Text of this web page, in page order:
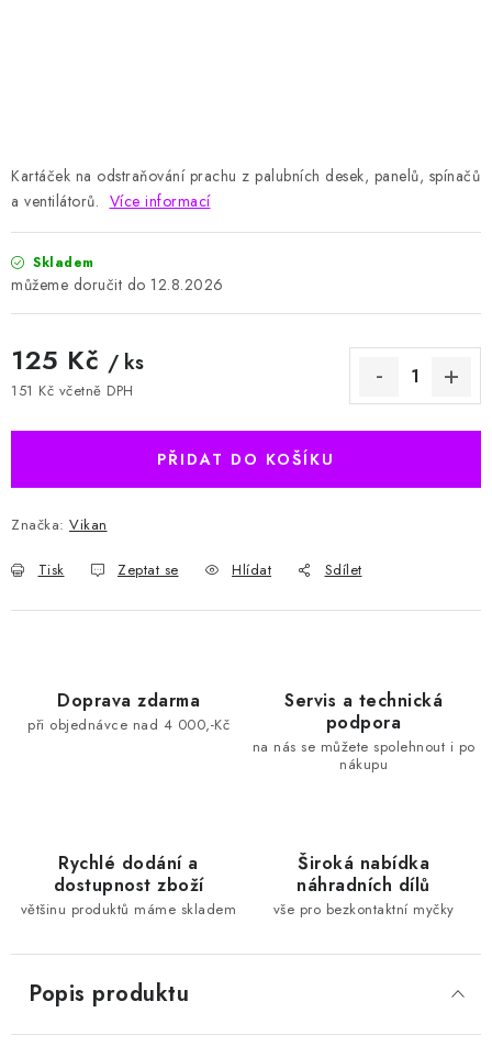
Kartáček na odstraňování prachu z palubních desek, panelů, spínačů
a ventilátorů. Více informací
Skladem
12.8.2026
125 Kč / ks
151 Kč včetně DPH
PŘIDAT DO KOŠÍKU
Značka: Vikan
Tisk Zeptat se Hlídat Sdílet
Doprava zdarma
při objednávce nad 4 000,-Kč
Servis a technická
podpora
na nás se můžete spolehnout i po
nákupu
Rychlé dodání a
dostupnost zboží
většinu produktů máme skladem
Široká nabídka
náhradních dílů
vše pro bezkontaktní myčky
Popis produktu